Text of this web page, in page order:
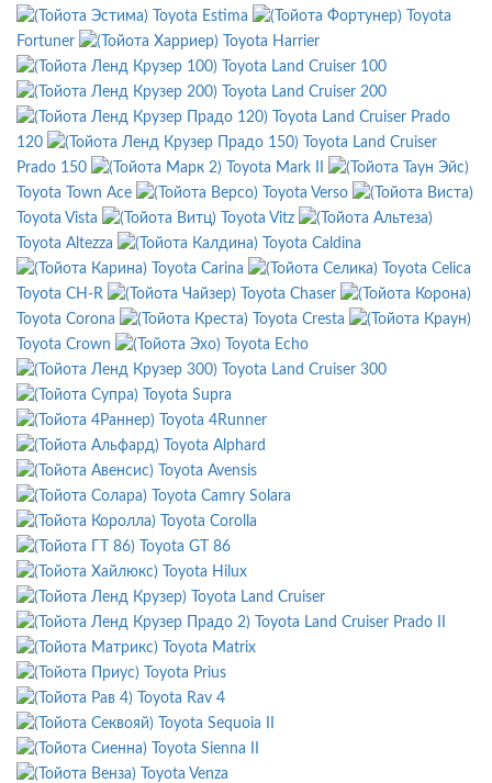
Toyota Estima
Toyota
Fortuner
Toyota Harrier
Toyota Land Cruiser 100
Toyota Land Cruiser 200
Toyota Land Cruiser Prado
120
Toyota Land Cruiser
Prado 150
Toyota Mark II
Toyota Town Ace
Toyota Verso
Toyota Vista
Toyota Vitz
Toyota Altezza
Toyota Caldina
Toyota Carina
Toyota Celica
Toyota CH-R
Toyota Chaser
Toyota Corona
Toyota Cresta
Toyota Crown
Toyota Echo
Toyota Land Cruiser 300
Toyota Supra
Toyota 4Runner
Toyota Alphard
Toyota Avensis
Toyota Camry Solara
Toyota Corolla
Toyota GT 86
Toyota Hilux
Toyota Land Cruiser
Toyota Land Cruiser Prado II
Toyota Matrix
Toyota Prius
Toyota Rav 4
Toyota Sequoia II
Toyota Sienna II
Toyota Venza